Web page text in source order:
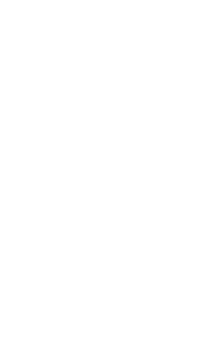
(500)
(10)
(25)
семья
семья
(300)
(25)